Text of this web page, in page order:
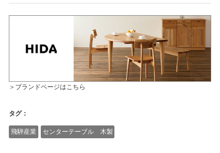
＞ブランドページはこちら
タグ：
飛騨産業 センターテーブル 木製